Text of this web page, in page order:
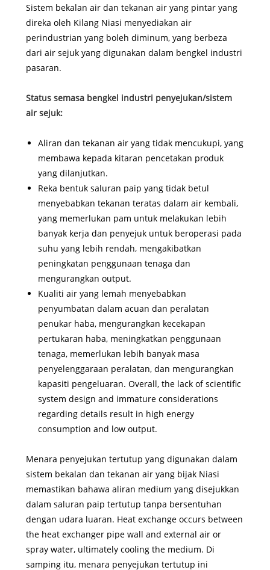
Sistem bekalan air dan tekanan air yang pintar yang
direka oleh Kilang Niasi menyediakan air
perindustrian yang boleh diminum, yang berbeza
dari air sejuk yang digunakan dalam bengkel industri
pasaran.
Status semasa bengkel industri penyejukan/sistem
air sejuk:
Aliran dan tekanan air yang tidak mencukupi, yang
membawa kepada kitaran pencetakan produk
yang dilanjutkan.
Reka bentuk saluran paip yang tidak betul
menyebabkan tekanan teratas dalam air kembali,
yang memerlukan pam untuk melakukan lebih
banyak kerja dan penyejuk untuk beroperasi pada
suhu yang lebih rendah, mengakibatkan
peningkatan penggunaan tenaga dan
mengurangkan output.
Kualiti air yang lemah menyebabkan
penyumbatan dalam acuan dan peralatan
penukar haba, mengurangkan kecekapan
pertukaran haba, meningkatkan penggunaan
tenaga, memerlukan lebih banyak masa
penyelenggaraan peralatan, dan mengurangkan
kapasiti pengeluaran. Overall, the lack of scientific
system design and immature considerations
regarding details result in high energy
consumption and low output.
Menara penyejukan tertutup yang digunakan dalam
sistem bekalan dan tekanan air yang bijak Niasi
memastikan bahawa aliran medium yang disejukkan
dalam saluran paip tertutup tanpa bersentuhan
dengan udara luaran. Heat exchange occurs between
the heat exchanger pipe wall and external air or
spray water, ultimately cooling the medium. Di
samping itu, menara penyejukan tertutup ini